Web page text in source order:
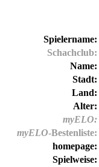
Spielername:
Schachclub:
Name:
Stadt:
Land:
Alter:
myELO:
myELO-Bestenliste:
homepage:
Spielweise: